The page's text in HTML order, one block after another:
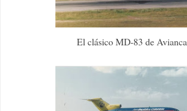
El clásico MD-83 de Avianca